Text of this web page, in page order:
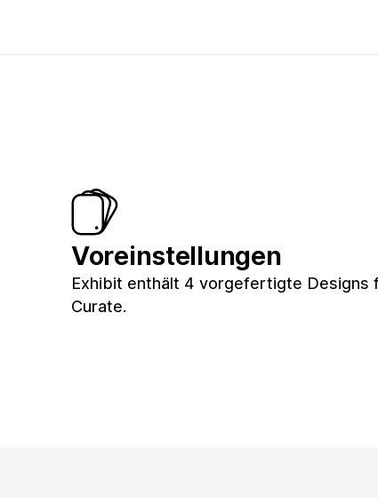
Voreinstellungen
Exhibit enthält 4 vorgefertigte Designs
Curate.